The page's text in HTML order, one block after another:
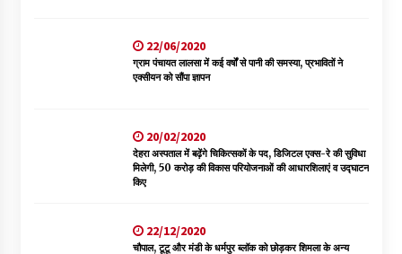
22/06/2020
ग्राम पंचायत लालसा में कई वर्षों से पानी की समस्या, प्रभावितों ने
एक्सीयन को सौंपा ज्ञापन
20/02/2020
देहरा अस्पताल में बढ़ेंगे चिकित्सकों के पद, डिजिटल एक्स-रे की सुविधा
मिलेगी, 50 करोड़ की विकास परियोजनाओं की आधारशिलाएं व उद्घाटन
किए
22/12/2020
चौपाल, टूटू और मंडी के धर्मपुर ब्लॉक को छोड़कर शिमला के अन्य